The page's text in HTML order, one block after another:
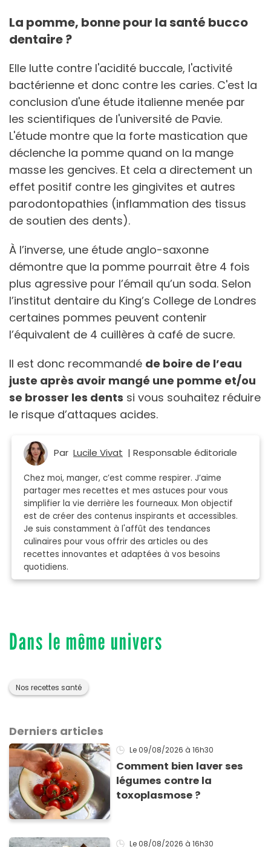
La pomme, bonne pour la santé bucco
dentaire ?
Elle lutte contre l'acidité buccale, l'activité
bactérienne et donc contre les caries. C'est la
conclusion d'une étude italienne menée par
les scientifiques de l'université de Pavie.
L'étude montre que la forte mastication que
déclenche la pomme quand on la mange
masse les gencives. Et cela a directement un
effet positif contre les gingivites et autres
parodontopathies (inflammation des tissus
de soutien des dents).
À l’inverse, une étude anglo-saxonne
démontre que la pomme pourrait être 4 fois
plus agressive pour l’émail qu’un soda. Selon
l’institut dentaire du King’s College de Londres
certaines pommes peuvent contenir
l’équivalent de 4 cuillères à café de sucre.
Il est donc recommandé de boire de l’eau
juste après avoir mangé une pomme et/ou
se brosser les dents si vous souhaitez réduire
le risque d’attaques acides.
Par Lucile Vivat | Responsable éditoriale
Chez moi, manger, c’est comme respirer. J’aime
partager mes recettes et mes astuces pour vous
simplifier la vie derrière les fourneaux. Mon objectif
est de créer des contenus inspirants et accessibles.
Je suis constamment à l'affût des tendances
culinaires pour vous offrir des articles ou des
recettes innovantes et adaptées à vos besoins
quotidiens.
Dans le même univers
Nos recettes santé
Derniers articles
Le 09/08/2026 à 16h30
Comment bien laver ses
légumes contre la
toxoplasmose ?
Le 08/08/2026 à 16h30